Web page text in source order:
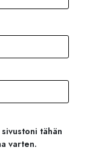
tähän
varten.